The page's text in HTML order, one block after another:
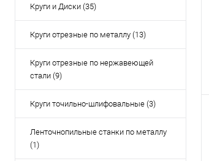
Круги и Диски (35)
Круги отрезные по металлу (13)
Круги отрезные по нержавеющей
стали (9)
Круги точильно-шлифовальные (3)
Ленточнопильные станки по металлу
(1)